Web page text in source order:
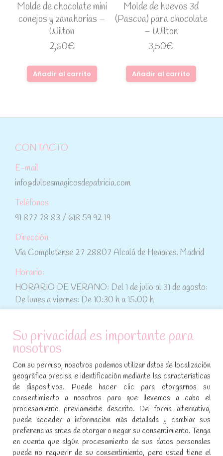
Molde de chocolate mini
conejos y zanahorias –
Wilton
2,60€
Añadir al carrito
Molde de huevos 3d
(Pascua) para chocolate
– Wilton
3,50€
Añadir al carrito
CONTACTO
E-mail
info@dulcesmagicosdepatricia.com
Teléfonos
91 877 78 83 / 618 59 92 19
Dirección
Vía Complutense 27 28807 Alcalá de Henares. Madrid
Horario:
HORARIO DE VERANO: Del 1 de julio al 31 de agosto:
De lunes a viernes: De 10:30 h a 15:00 h
ATENCIÓN AL CLIENTE
Condiciones de compra
Aviso legal y política de privacidad
Política de cookies
SÍGUENOS EN REDES SOCIALES
Encuéntranos en:
Facebook
YouTubeInstagram
Su privacidad es importante para
nosotros
Con su permiso, nosotros podemos utilizar datos de localización
geográfica precisa e identificación mediante las características
de dispositivos. Puede hacer clic para otorgarnos su
consentimiento a nosotros para que llevemos a cabo el
procesamiento previamente descrito. De forma alternativa,
puede acceder a información más detallada y cambiar sus
preferencias antes de otorgar o negar su consentimiento. Tenga
en cuenta que algún procesamiento de sus datos personales
puede no requerir de su consentimiento, pero usted tiene el